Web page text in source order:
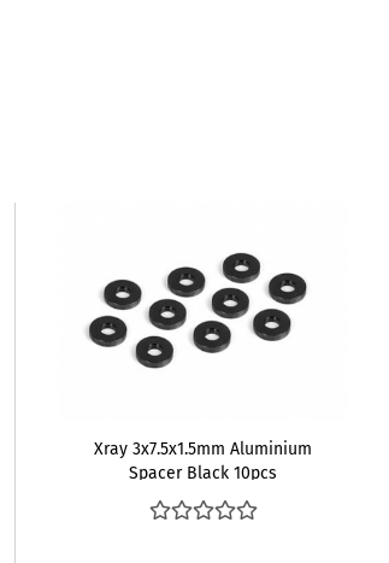
Xray 3x7.5x1.5mm Aluminium
Spacer Black 10pcs